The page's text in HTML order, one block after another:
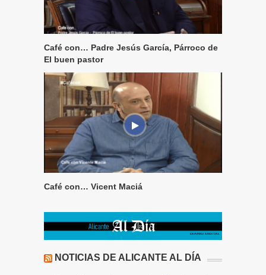
Café con… Padre Jesús García, Párroco de
El buen pastor
Café con… Vicent Maciá
NOTICIAS DE ALICANTE AL DÍA